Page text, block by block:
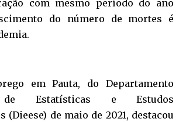
com mesmo período do ano
do número de mortes é
em Pauta, do Departamento
de Estatísticas e Estudos
(Dieese) de maio de 2021, destacou